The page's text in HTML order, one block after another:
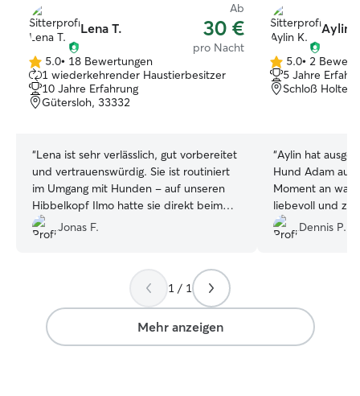
Lena T.
Ab
30 €
pro Nacht
5.0
von
5
Sternen
5.0• 18 Bewertungen
1 wiederkehrender Haustierbesitzer
10 Jahre Erfahrung
Gütersloh, 33332
“Lena ist sehr verlässlich, gut vorbereitet
und vertrauenswürdig. Sie ist routiniert
im Umgang mit Hunden - auf unseren
Hibbelkopf Ilmo hatte sie direkt beim
ersten Kontakt eine beruhigende
Wirkung.. also alles fantastisch und gerne
Jonas F.
Aylin
5.0
von
5
5.0• 2
5 Jahre
Schloß Holte-
“Aylin hat
Hund Adam
Moment an war
liebevoll und
sofort, wie viel
Umgang mit
regelmäßigen
die wir
gut geht. Wir
Dennis P.
1 / 1
Mehr anzeigen